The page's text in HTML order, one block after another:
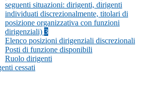
seguenti situazioni: dirigenti, dirigenti
individuati discrezionalmente, titolari di
posizione organizzativa con funzioni
dirigenziali) 3
Elenco posizioni dirigenziali discrezionali
Posti di funzione disponibili
Ruolo dirigenti
cessati